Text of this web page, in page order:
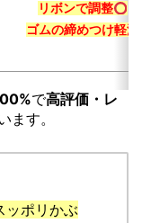
リボンで調整
ゴムの締めつけ軽減
で高評価・レ
ます。
ッポリかぶ